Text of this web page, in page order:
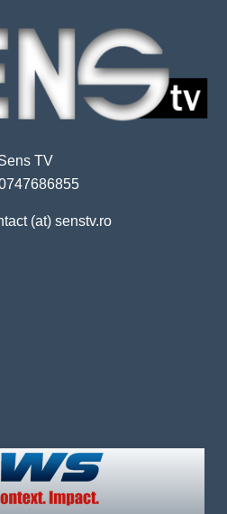
TV
(at) senstv.ro